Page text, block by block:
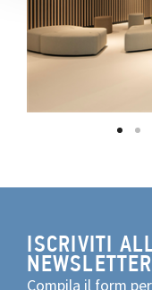
ISCRIVITI
NEWSLETTER
Compila il form